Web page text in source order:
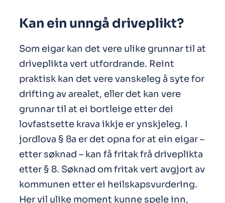
Kan ein unngå driveplikt?
Som eigar kan det vere ulike grunnar til at
driveplikta vert utfordrande. Reint
praktisk kan det vere vanskeleg å syte for
drifting av arealet, eller det kan vere
grunnar til at ei bortleige etter dei
lovfastsette krava ikkje er ynskjeleg. I
jordlova § 8a er det opna for at ein eigar –
etter søknad – kan få fritak frå driveplikta
etter § 8. Søknad om fritak vert avgjort av
kommunen etter ei heilskapsvurdering.
Her vil ulike moment kunne spele inn,